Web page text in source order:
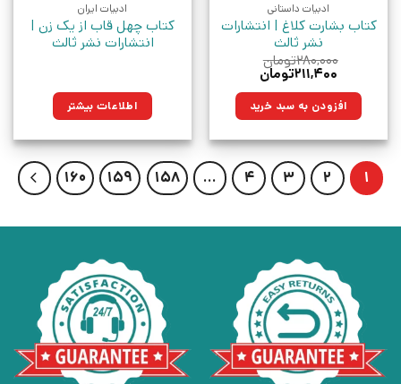
ادبیات داستانی
کتاب بشارت کلاغ | انتشارات
نشر ثالث
۲۸۰,۰۰۰تومان
قیمت
۲۸۰,۰۰۰تومان
بود.
۲۱۱,۴۰۰تومان
۲۱۱,۴۰۰تومان.افزودن به سبد خرید
ادبیات ایران
کتاب چهل قاب از یک زن |
انتشارات نشر ثالث
اطلاعات بیشتر
1
2
3
4
…
158
159
160